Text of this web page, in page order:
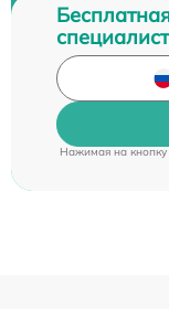
Нажимая на кнопку